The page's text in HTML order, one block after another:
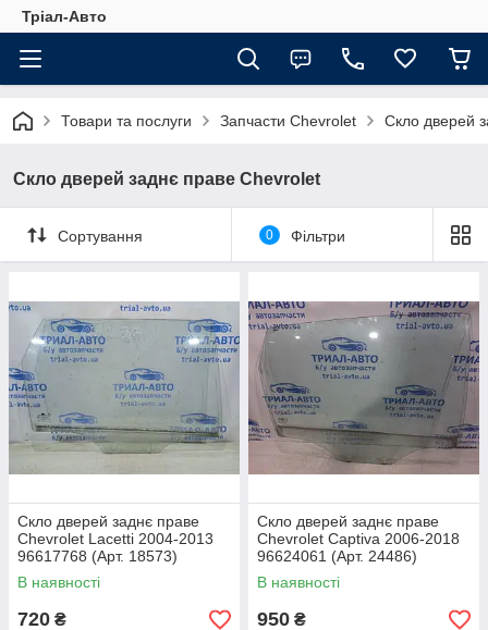
Тріал-Авто
Товари та послуги Запчасти Chevrolet Скло дверей
Скло дверей заднє праве Chevrolet
Сортування 0 Фільтри
Скло дверей заднє праве
Chevrolet Lacetti 2004-2013
96617768 (Арт. 18573)
В наявності
720 ₴
Скло дверей заднє праве
Chevrolet Captiva 2006-2018
96624061 (Арт. 24486)
В наявності
950 ₴